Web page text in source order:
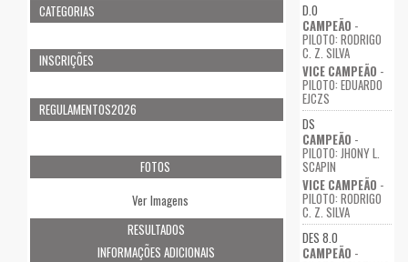
CATEGORIAS
INSCRIÇÕES
REGULAMENTOS2026
FOTOS
Ver Imagens
RESULTADOS
INFORMAÇÕES ADICIONAIS
D.O
CAMPEÃO -
PILOTO: RODRIGO
C. Z. SILVA
VICE CAMPEÃO -
PILOTO: EDUARDO
EJCZS
DS
CAMPEÃO -
PILOTO: JHONY L.
SCAPIN
VICE CAMPEÃO -
PILOTO: RODRIGO
C. Z. SILVA
DES 8.0
CAMPEÃO -